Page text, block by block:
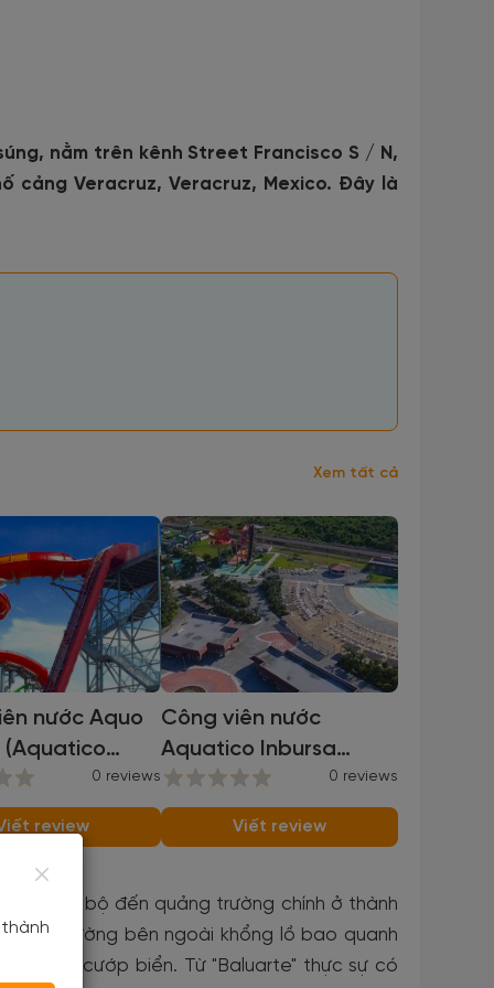
nằm trên kênh Street Francisco S / N,
cảng Veracruz, Veracruz, Mexico. Đây là
Xem tất cả
nước Aquo
(Aquatico
Waterpark)0 reviews
review
Công viên nước
Aquatico Inbursa
(Aquatico Inbursa
waterpark)
0 reviews
Viết review
cách đi bộ đến quảng trường chính ở thành
bức tường bên ngoài khổng lồ bao quanh
và từ cướp biển. Từ "Baluarte" thực sự có